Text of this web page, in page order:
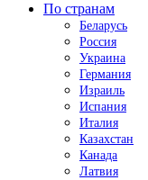
По странам
Беларусь
Россия
Украина
Германия
Израиль
Испания
Италия
Казахстан
Канада
Латвия